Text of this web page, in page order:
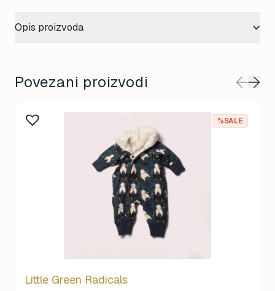
Opis proizvoda
Povezani proizvodi
%SALE
Little Green Radicals